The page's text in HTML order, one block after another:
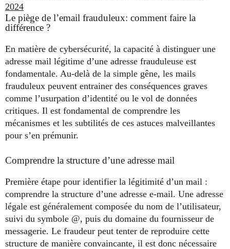
2024
Le piège de l’email frauduleux: comment faire la
différence ?
En matière de cybersécurité, la capacité à distinguer une
adresse mail légitime d’une adresse frauduleuse est
fondamentale. Au-delà de la simple gêne, les mails
frauduleux peuvent entrainer des conséquences graves
comme l’usurpation d’identité ou le vol de données
critiques. Il est fondamental de comprendre les
mécanismes et les subtilités de ces astuces malveillantes
pour s’en prémunir.
Comprendre la structure d’une adresse mail
Première étape pour identifier la légitimité d’un mail :
comprendre la structure d’une adresse e-mail. Une adresse
légale est généralement composée du nom de l’utilisateur,
suivi du symbole @, puis du domaine du fournisseur de
messagerie. Le fraudeur peut tenter de reproduire cette
structure de manière convaincante, il est donc nécessaire